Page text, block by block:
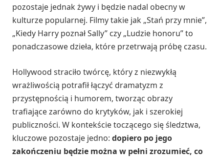
pozostaje jednak żywy i będzie nadal obecny w
kulturze popularnej. Filmy takie jak „Stań przy mnie”,
„Kiedy Harry poznał Sally” czy „Ludzie honoru” to
ponadczasowe dzieła, które przetrwają próbę czasu.
Hollywood straciło twórcę, który z niezwykłą
wrażliwością potrafił łączyć dramatyzm z
przystępnością i humorem, tworząc obrazy
trafiające zarówno do krytyków, jak i szerokiej
publiczności. W kontekście toczącego się śledztwa,
kluczowe pozostaje jedno: dopiero po jego
zakończeniu będzie można w pełni zrozumieć, co